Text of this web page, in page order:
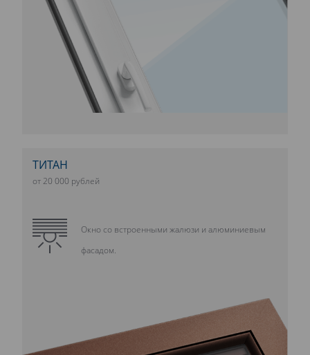
ТИТАН
от 20 000 рублей
Окно со встроенными жалюзи и алюминиевым
фасадом.